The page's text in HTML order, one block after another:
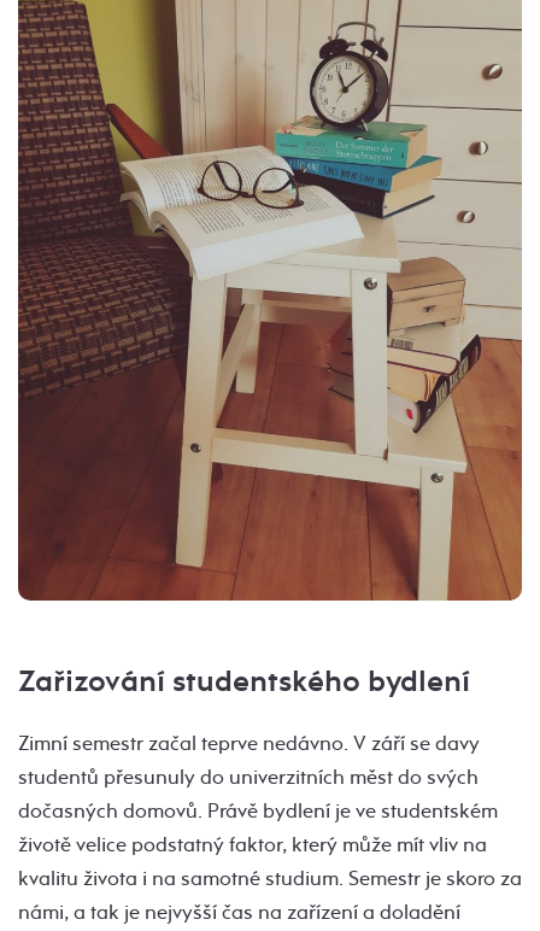
Zařizování studentského bydlení
Zimní semestr začal teprve nedávno. V září se davy
studentů přesunuly do univerzitních měst do svých
dočasných domovů. Právě bydlení je ve studentském
životě velice podstatný faktor, který může mít vliv na
kvalitu života i na samotné studium. Semestr je skoro za
námi, a tak je nejvyšší čas na zařízení a doladění